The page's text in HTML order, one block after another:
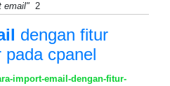
email" 2
dengan fitur
pada cpanel
import-email-dengan-fitur-